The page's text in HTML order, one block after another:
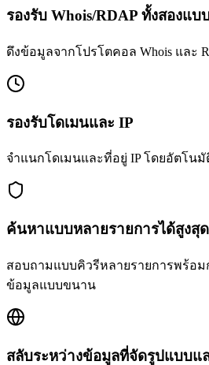
รองรับ Whois/RDAP ทั้งสองแบ
ดึงข้อมูลจากโปรโตคอล Whois และ
รองรับโดเมนและ IP
จำแนกโดเมนและที่อยู่ IP โดยอัตโน
ค้นหาแบบหลายรายการได้สูงสุ
สอบถามแบบคิวรีหลายรายการพร้อ
ข้อมูลแบบขนาน
สลับระหว่างข้อมูลที่จัดรูปแบบแ